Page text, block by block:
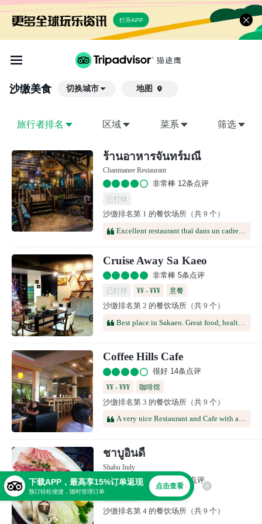
打开APP
沙缴美食 切换城市 地图 
旅行者排名 区域 菜系 筛选
ร้านอาหารจันทร์มณี
Chanmanee Restaurant
非常棒 12条点评
已打烊
沙缴排名第 1 的餐饮场所（共 9 个）
Cruise Away Sa Kaeo
非常棒 5条点评
已打烊
¥¥ - ¥¥¥ 意餐
沙缴排名第 2 的餐饮场所（共 9 个）
Coffee Hills Cafe
很好 14条点评
¥¥ - ¥¥¥
咖啡馆
沙缴排名第 3 的餐饮场所（共 9 个）
A very nice Restaurant and Cafe with a huge collection of Pastries, by the way they are fantastic. The meals served are nicely decorated and taste very good. The staff could be a little more helpful!
ชาบูอินดี้
Shabu Indy
非常棒 5条点评
沙缴排名第 4 的餐饮场所（共 9 个）
下载APP，最高享15%订单返现
预订轻松便捷，随时管理订单
点击查看